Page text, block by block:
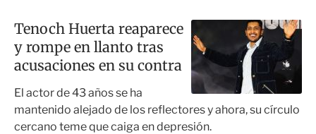
Tenoch Huerta reaparece
y rompe en llanto tras
acusaciones en su contra
El actor de 43 años se ha
mantenido alejado de los reflectores y ahora, su círculo
cercano teme que caiga en depresión.